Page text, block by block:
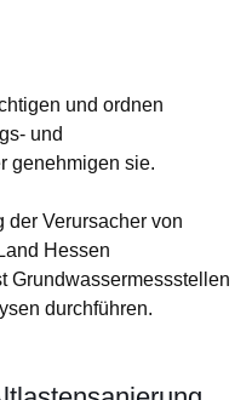
und ordnen
und
genehmigen sie.
der Verursacher von
Hessen
Grundwassermessstellen
durchführen.